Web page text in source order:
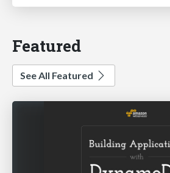
Featured
See All Featured